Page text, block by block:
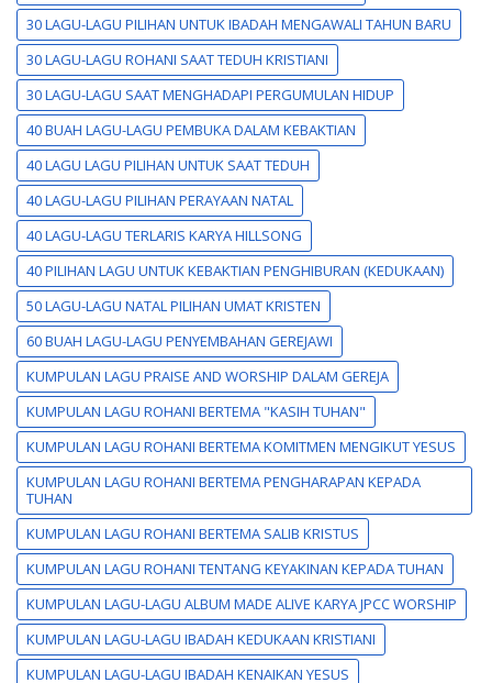
30 LAGU-LAGU PILIHAN UNTUK IBADAH MENGAWALI TAHUN BARU
30 LAGU-LAGU ROHANI SAAT TEDUH KRISTIANI
30 LAGU-LAGU SAAT MENGHADAPI PERGUMULAN HIDUP
40 BUAH LAGU-LAGU PEMBUKA DALAM KEBAKTIAN
40 LAGU LAGU PILIHAN UNTUK SAAT TEDUH
40 LAGU-LAGU PILIHAN PERAYAAN NATAL
40 LAGU-LAGU TERLARIS KARYA HILLSONG
40 PILIHAN LAGU UNTUK KEBAKTIAN PENGHIBURAN (KEDUKAAN)
50 LAGU-LAGU NATAL PILIHAN UMAT KRISTEN
60 BUAH LAGU-LAGU PENYEMBAHAN GEREJAWI
KUMPULAN LAGU PRAISE AND WORSHIP DALAM GEREJA
KUMPULAN LAGU ROHANI BERTEMA "KASIH TUHAN"
KUMPULAN LAGU ROHANI BERTEMA KOMITMEN MENGIKUT YESUS
KUMPULAN LAGU ROHANI BERTEMA PENGHARAPAN KEPADA
TUHAN
KUMPULAN LAGU ROHANI BERTEMA SALIB KRISTUS
KUMPULAN LAGU ROHANI TENTANG KEYAKINAN KEPADA TUHAN
KUMPULAN LAGU-LAGU ALBUM MADE ALIVE KARYA JPCC WORSHIP
KUMPULAN LAGU-LAGU IBADAH KEDUKAAN KRISTIANI
KUMPULAN LAGU-LAGU IBADAH KENAIKAN YESUS